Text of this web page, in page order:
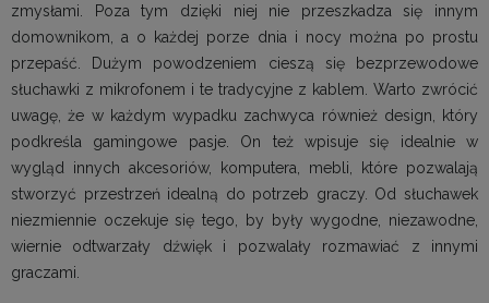
zmysłami. Poza tym dzięki niej nie przeszkadza się innym
domownikom, a o każdej porze dnia i nocy można po prostu
przepaść. Dużym powodzeniem cieszą się bezprzewodowe
słuchawki z mikrofonem i te tradycyjne z kablem. Warto zwrócić
uwagę, że w każdym wypadku zachwyca również design, który
podkreśla gamingowe pasje. On też wpisuje się idealnie w
wygląd innych akcesoriów, komputera, mebli, które pozwalają
stworzyć przestrzeń idealną do potrzeb graczy. Od słuchawek
niezmiennie oczekuje się tego, by były wygodne, niezawodne,
wiernie odtwarzały dźwięk i pozwalały rozmawiać z innymi
graczami.